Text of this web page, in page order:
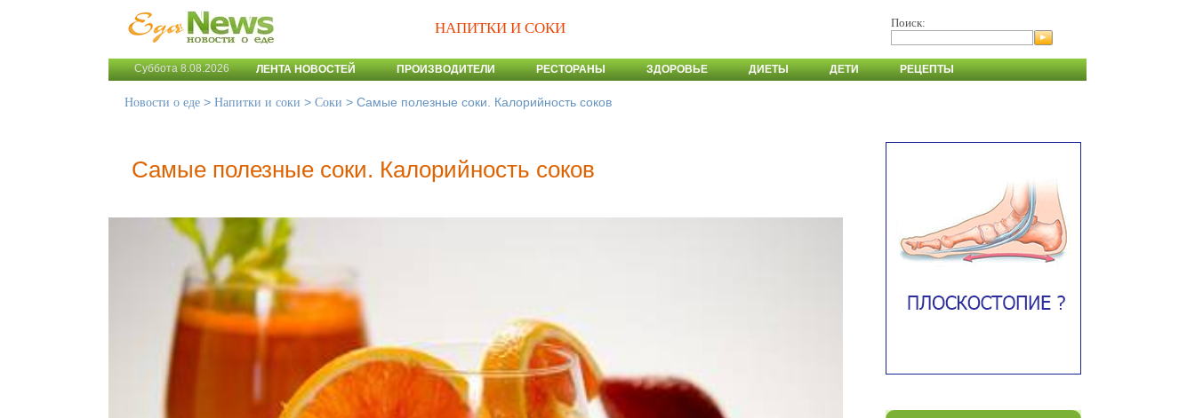
НАПИТКИ И СОКИ Поиск:
Суббота 8.08.2026 ЛЕНТА НОВОСТЕЙ ПРОИЗВОДИТЕЛИ РЕСТОРАНЫ ЗДОРОВЬЕ ДИЕТЫ ДЕТИ РЕЦЕПТЫ
Новости о еде > Напитки и соки > Соки > Самые полезные соки. Калорийность соков
Самые полезные соки. Калорийность соков